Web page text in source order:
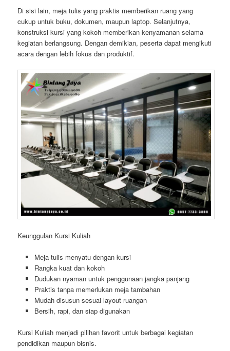
Di sisi lain, meja tulis yang praktis memberikan ruang yang
cukup untuk buku, dokumen, maupun laptop. Selanjutnya,
konstruksi kursi yang kokoh memberikan kenyamanan selama
kegiatan berlangsung. Dengan demikian, peserta dapat mengikuti
acara dengan lebih fokus dan produktif.
Keunggulan Kursi Kuliah
Meja tulis menyatu dengan kursi
Rangka kuat dan kokoh
Dudukan nyaman untuk penggunaan jangka panjang
Praktis tanpa memerlukan meja tambahan
Mudah disusun sesuai layout ruangan
Bersih, rapi, dan siap digunakan
Kursi Kuliah menjadi pilihan favorit untuk berbagai kegiatan
pendidikan maupun bisnis.